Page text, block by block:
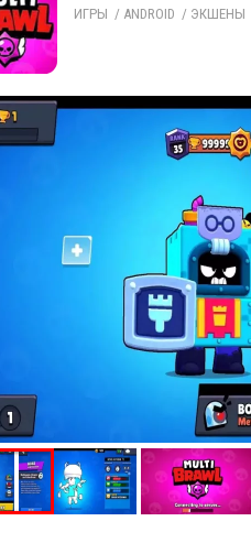
ИГРЫ / ANDROID / ЭКШЕНЫ